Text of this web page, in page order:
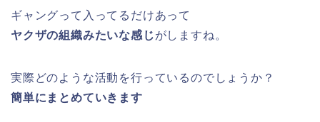
ギャングって入ってるだけあって
ヤクザの組織みたいな感じがしますね。
実際どのような活動を行っているのでしょうか？
簡単にまとめていきます